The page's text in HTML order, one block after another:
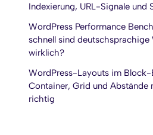
Indexierung, URL-Signale und
WordPress Performance
schnell sind
wirklich?
WordPress-Layouts im
Container, Grid und Abstände
richtig